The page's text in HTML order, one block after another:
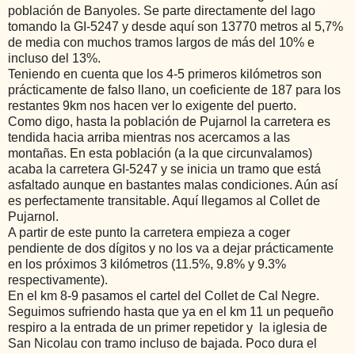
población de Banyoles. Se parte directamente del lago
tomando la GI-5247 y desde aquí son 13770 metros al 5,7%
de media con muchos tramos largos de más del 10% e
incluso del 13%.
Teniendo en cuenta que los 4-5 primeros kilómetros son
prácticamente de falso llano, un coeficiente de 187 para los
restantes 9km nos hacen ver lo exigente del puerto.
Como digo, hasta la población de Pujarnol la carretera es
tendida hacia arriba mientras nos acercamos a las
montañas. En esta población (a la que circunvalamos)
acaba la carretera GI-5247 y se inicia un tramo que está
asfaltado aunque en bastantes malas condiciones. Aún así
es perfectamente transitable. Aquí llegamos al Collet de
Pujarnol.
A partir de este punto la carretera empieza a coger
pendiente de dos dígitos y no los va a dejar prácticamente
en los próximos 3 kilómetros (11.5%, 9.8% y 9.3%
respectivamente).
En el km 8-9 pasamos el cartel del Collet de Cal Negre.
Seguimos sufriendo hasta que ya en el km 11 un pequeño
respiro a la entrada de un primer repetidor y la iglesia de
San Nicolau con tramo incluso de bajada. Poco dura el